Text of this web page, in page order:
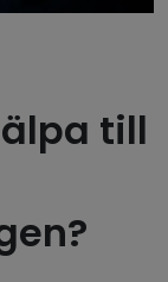
till